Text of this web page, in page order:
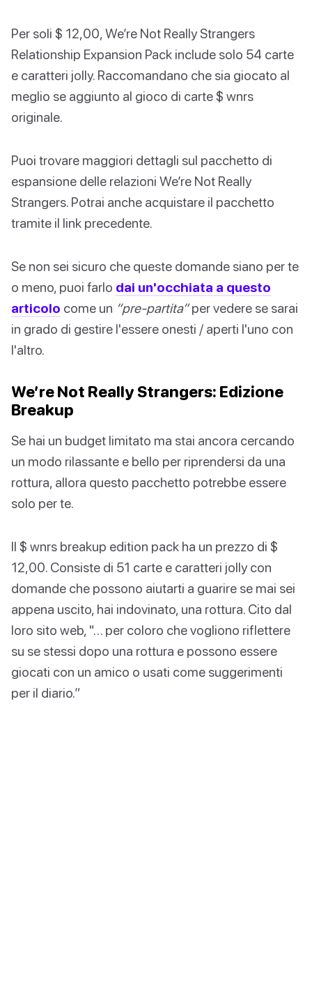
Per soli $ 12,00, We’re Not Really Strangers
Relationship Expansion Pack include solo 54 carte
e caratteri jolly. Raccomandano che sia giocato al
meglio se aggiunto al gioco di carte $ wnrs
originale.
Puoi trovare maggiori dettagli sul pacchetto di
espansione delle relazioni We’re Not Really
Strangers. Potrai anche acquistare il pacchetto
tramite il link precedente.
Se non sei sicuro che queste domande siano per te
o meno, puoi farlo dai un'occhiata a questo
articolo come un “pre-partita”per vedere se sarai
in grado di gestire l'essere onesti / aperti l'uno con
l'altro.
We’re Not Really Strangers: Edizione
Breakup
Se hai un budget limitato ma stai ancora cercando
un modo rilassante e bello per riprendersi da una
rottura, allora questo pacchetto potrebbe essere
solo per te.
Il $ wnrs breakup edition pack ha un prezzo di $
12,00. Consiste di 51 carte e caratteri jolly con
domande che possono aiutarti a guarire se mai sei
appena uscito, hai indovinato, una rottura. Cito dal
loro sito web, "… per coloro che vogliono riflettere
su se stessi dopo una rottura e possono essere
giocati con un amico o usati come suggerimenti
per il diario.”